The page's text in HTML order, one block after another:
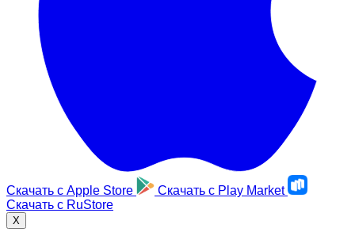
Скачать с Apple Store Скачать с Play Market
Скачать с RuStore
X